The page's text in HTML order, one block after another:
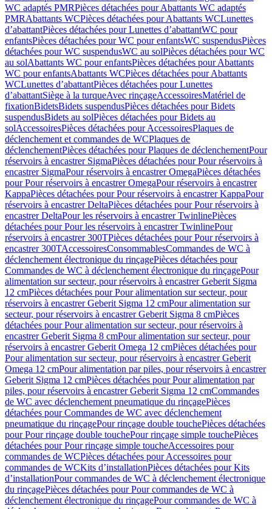
WC adaptés PMRPièces détachées pour Abattants WC adaptés
PMRAbattants WCPièces détachées pour Abattants WCLunettes
d’abattantPièces détachées pour Lunettes d’abattantWC pour
enfantsPièces détachées pour WC pour enfantsWC suspendusPièces
détachées pour WC suspendusWC au solPièces détachées pour WC
au solAbattants WC pour enfantsPièces détachées pour Abattants
WC pour enfantsAbattants WCPièces détachées pour Abattants
WCLunettes d’abattantPièces détachées pour Lunettes
d’abattantSiège à la turqueAvec rinçageAccessoiresMatériel de
fixationBidetsBidets suspendusPièces détachées pour Bidets
suspendusBidets au solPièces détachées pour Bidets au
solAccessoiresPièces détachées pour AccessoiresPlaques de
déclenchement et commandes de WCPlaques de
déclenchementPièces détachées pour Plaques de déclenchementPour
réservoirs à encastrer SigmaPièces détachées pour Pour réservoirs à
encastrer SigmaPour réservoirs à encastrer OmegaPièces détachées
pour Pour réservoirs à encastrer OmegaPour réservoirs à encastrer
KappaPièces détachées pour Pour réservoirs à encastrer KappaPour
réservoirs à encastrer DeltaPièces détachées pour Pour réservoirs à
encastrer DeltaPour les réservoirs à encastrer TwinlinePièces
détachées pour Pour les réservoirs à encastrer TwinlinePour
réservoirs à encastrer 300TPièces détachées pour Pour réservoirs à
encastrer 300TAccessoiresConsommablesCommandes de WC à
déclenchement électronique du rinçagePièces détachées pour
Commandes de WC à déclenchement électronique du rinçagePour
alimentation sur secteur, pour réservoirs à encastrer Geberit Sigma
12 cmPièces détachées pour Pour alimentation sur secteur, pour
réservoirs à encastrer Geberit Sigma 12 cmPour alimentation sur
secteur, pour réservoirs à encastrer Geberit Sigma 8 cmPièces
détachées pour Pour alimentation sur secteur, pour réservoirs à
encastrer Geberit Sigma 8 cmPour alimentation sur secteur, pour
réservoirs à encastrer Geberit Omega 12 cmPièces détachées pour
Pour alimentation sur secteur, pour réservoirs à encastrer Geberit
Omega 12 cmPour alimentation par piles, pour réservoirs à encastrer
Geberit Sigma 12 cmPièces détachées pour Pour alimentation par
piles, pour réservoirs à encastrer Geberit Sigma 12 cmCommandes
de WC avec déclenchement pneumatique du rinçagePièces
détachées pour Commandes de WC avec déclenchement
pneumatique du rinçagePour rinçage double touchePièces détachées
pour Pour rinçage double touchePour rinçage simple touchePièces
détachées pour Pour rinçage simple toucheAccessoires pour
commandes de WCPièces détachées pour Accessoires pour
commandes de WCKits d’installationPièces détachées pour Kits
d’installationPour commandes de WC à déclenchement électronique
du rinçagePièces détachées pour Pour commandes de WC à
déclenchement électronique du rinçagePour commandes de WC à